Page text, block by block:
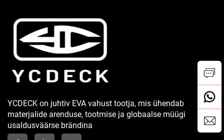
YCDECK on juhtiv EVA vahust tootja, mis ühendab
materjalide arenduse, tootmise ja globaalse müügi
usaldusväärse brändina